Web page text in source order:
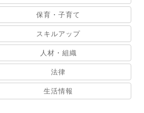
保育・子育て
スキルアップ
人材・組織
法律
生活情報